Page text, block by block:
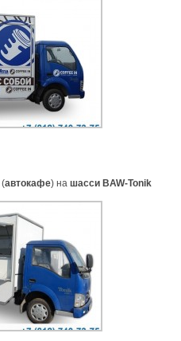
(автокафе) на шасси BAW-Tonik